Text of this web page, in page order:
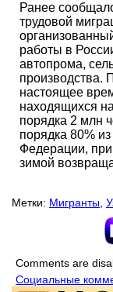
Ранее
трудовой
работы в
автопрома,
производства.
настоящее
находящихся
порядка 2 млн
порядка 80%
Федерации, при
зимой
Метки: Мигранты
Comments are
Социальные